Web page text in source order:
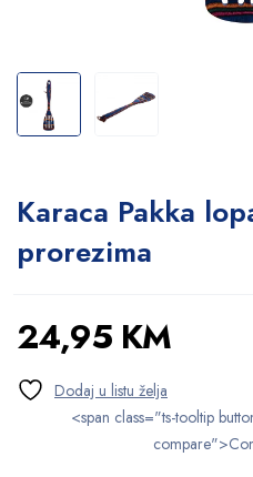
Karaca Pakka
prorezima
24,95 KM
<span class="ts-tooltip